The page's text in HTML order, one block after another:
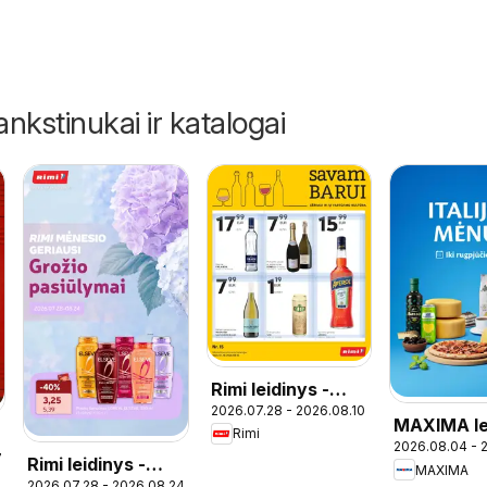
ir katalogai
Rimi leidinys -
Rimi leidinys -
Alkoholinių
gėrimų
2026.07.28 - 2026.08.10
Rimi
MAXIMA
- Italijos
2026.08.04 -
MAXIMA